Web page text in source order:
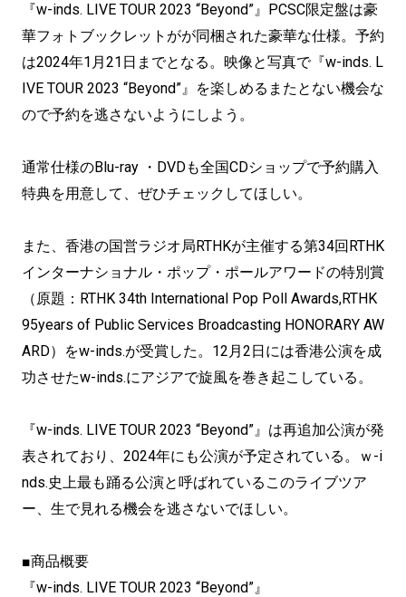
『w-inds. LIVE TOUR 2023 “Beyond”』PCSC限定盤は豪
華フォトブックレットがが同梱された豪華な仕様。予約
は2024年1月21日までとなる。映像と写真で『w-inds. L
IVE TOUR 2023 “Beyond”』を楽しめるまたとない機会な
ので予約を逃さないようにしよう。
通常仕様のBlu-ray ・DVDも全国CDショップで予約購入
特典を用意して、ぜひチェックしてほしい。
また、香港の国営ラジオ局RTHKが主催する第34回RTHK
インターナショナル・ポップ・ポールアワードの特別賞
（原題：RTHK 34th International Pop Poll Awards,RTHK
95years of Public Services Broadcasting HONORARY AW
ARD）をw-inds.が受賞した。12月2日には香港公演を成
功させたw-inds.にアジアで旋風を巻き起こしている。
『w-inds. LIVE TOUR 2023 “Beyond”』は再追加公演が発
表されており、2024年にも公演が予定されている。ｗ-i
nds.史上最も踊る公演と呼ばれているこのライブツア
ー、生で見れる機会を逃さないでほしい。
■商品概要
『w-inds. LIVE TOUR 2023 “Beyond”』